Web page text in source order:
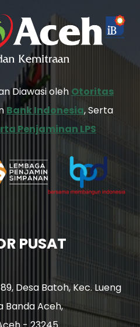
Diawasi oleh Otoritas
Bank Indonesia, Serta
Penjaminan LPS
PUSAT
Desa Batoh, Kec. Lueng
Banda Aceh,